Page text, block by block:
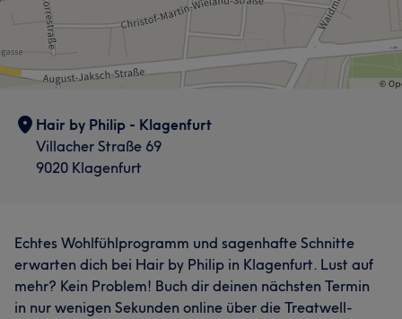
Hair by Philip - Klagenfurt
Villacher Straße 69
9020 Klagenfurt
Echtes Wohlfühlprogramm und sagenhafte Schnitte
erwarten dich bei Hair by Philip in Klagenfurt. Lust auf
mehr? Kein Problem! Buch dir deinen nächsten Termin
in nur wenigen Sekunden online über die Treatwell-